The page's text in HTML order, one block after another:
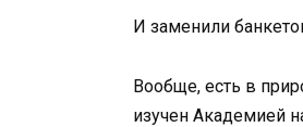
И заменили
Вообще, есть в
изучен Академией